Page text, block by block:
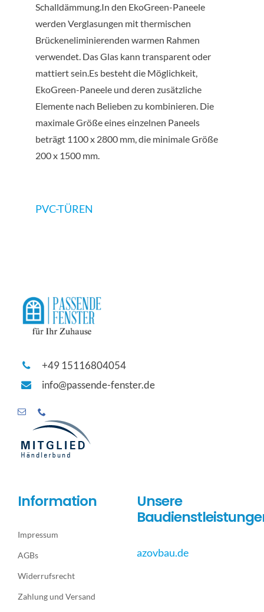
Schalldämmung.In den EkoGreen-Paneele
werden Verglasungen mit thermischen
Brückeneliminierenden warmen Rahmen
verwendet. Das Glas kann transparent oder
mattiert sein.Es besteht die Möglichkeit,
EkoGreen-Paneele und deren zusätzliche
Elemente nach Belieben zu kombinieren. Die
maximale Größe eines einzelnen Paneels
beträgt 1100 x 2800 mm, die minimale Größe
200 x 1500 mm.
PVC-TÜREN
+49 15116804054
info@passende-fenster.de
Information
Impressum
AGBs
Widerrufsrecht
Zahlung und Versand
Unsere
azovbau.de